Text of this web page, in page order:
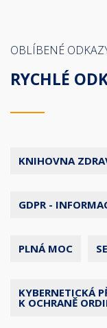
OBLÍBENÉ
RYCHLÉ
KNIHOVNA
GDPR -
PLNÁ MOC
KYBERNETICKÁ
K OCHRANĚ